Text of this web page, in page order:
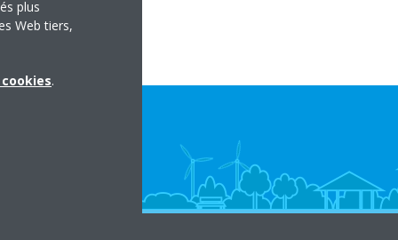
plus
Web tiers,
.